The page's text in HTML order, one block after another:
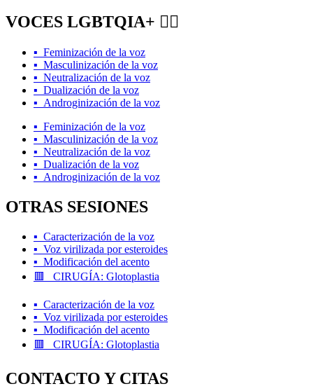
VOCES LGBTQIA+ 🏳️‍🌈
▪️ Feminización de la voz
▪️ Masculinización de la voz
▪️ Neutralización de la voz
▪️ Dualización de la voz
▪️ Androginización de la voz
▪️ Feminización de la voz
▪️ Masculinización de la voz
▪️ Neutralización de la voz
▪️ Dualización de la voz
▪️ Androginización de la voz
OTRAS SESIONES
▪️ Caracterización de la voz
▪️ Voz virilizada por esteroides
▪️ Modificación del acento
🟥 CIRUGÍA: Glotoplastia
▪️ Caracterización de la voz
▪️ Voz virilizada por esteroides
▪️ Modificación del acento
🟥 CIRUGÍA: Glotoplastia
CONTACTO Y CITAS